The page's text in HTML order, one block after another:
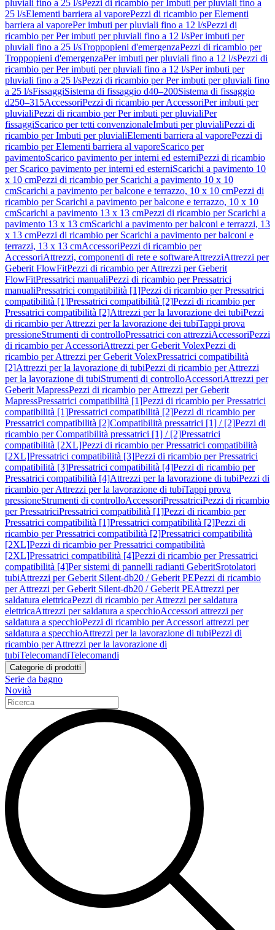
pluviali fino a 25 l/sPezzi di ricambio per Imbuti per pluviali fino a
25 l/sElementi barriera al vaporePezzi di ricambio per Elementi
barriera al vaporePer imbuti per pluviali fino a 12 l/sPezzi di
ricambio per Per imbuti per pluviali fino a 12 l/sPer imbuti per
pluviali fino a 25 l/sTroppopieni d'emergenzaPezzi di ricambio per
Troppopieni d'emergenzaPer imbuti per pluviali fino a 12 l/sPezzi di
ricambio per Per imbuti per pluviali fino a 12 l/sPer imbuti per
pluviali fino a 25 l/sPezzi di ricambio per Per imbuti per pluviali fino
a 25 l/sFissaggiSistema di fissaggio d40–200Sistema di fissaggio
d250–315AccessoriPezzi di ricambio per AccessoriPer imbuti per
pluvialiPezzi di ricambio per Per imbuti per pluvialiPer
fissaggiScarico per tetti convenzionaleImbuti per pluvialiPezzi di
ricambio per Imbuti per pluvialiElementi barriera al vaporePezzi di
ricambio per Elementi barriera al vaporeScarico per
pavimentoScarico pavimento per interni ed esterniPezzi di ricambio
per Scarico pavimento per interni ed esterniScarichi a pavimento 10
x 10 cmPezzi di ricambio per Scarichi a pavimento 10 x 10
cmScarichi a pavimento per balcone e terrazzo, 10 x 10 cmPezzi di
ricambio per Scarichi a pavimento per balcone e terrazzo, 10 x 10
cmScarichi a pavimento 13 x 13 cmPezzi di ricambio per Scarichi a
pavimento 13 x 13 cmScarichi a pavimento per balconi e terrazzi, 13
x 13 cmPezzi di ricambio per Scarichi a pavimento per balconi e
terrazzi, 13 x 13 cmAccessoriPezzi di ricambio per
AccessoriAttrezzi, componenti di rete e softwareAttrezziAttrezzi per
Geberit FlowFitPezzi di ricambio per Attrezzi per Geberit
FlowFitPressatrici manualiPezzi di ricambio per Pressatrici
manualiPressatrici compatibilità [1]Pezzi di ricambio per Pressatrici
compatibilità [1]Pressatrici compatibilità [2]Pezzi di ricambio per
Pressatrici compatibilità [2]Attrezzi per la lavorazione dei tubiPezzi
di ricambio per Attrezzi per la lavorazione dei tubiTappi prova
pressioneStrumenti di controlloPressatrici con attrezziAccessoriPezzi
di ricambio per AccessoriAttrezzi per Geberit VolexPezzi di
ricambio per Attrezzi per Geberit VolexPressatrici compatibilità
[2]Attrezzi per la lavorazione di tubiPezzi di ricambio per Attrezzi
per la lavorazione di tubiStrumenti di controlloAccessoriAttrezzi per
Geberit MapressPezzi di ricambio per Attrezzi per Geberit
MapressPressatrici compatibilità [1]Pezzi di ricambio per Pressatrici
compatibilità [1]Pressatrici compatibilità [2]Pezzi di ricambio per
Pressatrici compatibilità [2]Compatibilità pressatrici [1] / [2]Pezzi di
ricambio per Compatibilità pressatrici [1] / [2]Pressatrici
compatibilità [2XL]Pezzi di ricambio per Pressatrici compatibilità
[2XL]Pressatrici compatibilità [3]Pezzi di ricambio per Pressatrici
compatibilità [3]Pressatrici compatibilità [4]Pezzi di ricambio per
Pressatrici compatibilità [4]Attrezzi per la lavorazione di tubiPezzi di
ricambio per Attrezzi per la lavorazione di tubiTappi prova
pressioneStrumenti di controlloAccessoriPressatriciPezzi di ricambio
per PressatriciPressatrici compatibilità [1]Pezzi di ricambio per
Pressatrici compatibilità [1]Pressatrici compatibilità [2]Pezzi di
ricambio per Pressatrici compatibilità [2]Pressatrici compatibilità
[2XL]Pezzi di ricambio per Pressatrici compatibilità
[2XL]Pressatrici compatibilità [4]Pezzi di ricambio per Pressatrici
compatibilità [4]Per sistemi di pannelli radianti GeberitSrotolatori
tubiAttrezzi per Geberit Silent-db20 / Geberit PEPezzi di ricambio
per Attrezzi per Geberit Silent-db20 / Geberit PEAttrezzi per
saldatura elettricaPezzi di ricambio per Attrezzi per saldatura
elettricaAttrezzi per saldatura a specchioAccessori attrezzi per
saldatura a specchioPezzi di ricambio per Accessori attrezzi per
saldatura a specchioAttrezzi per la lavorazione di tubiPezzi di
ricambio per Attrezzi per la lavorazione di
tubiTelecomandiTelecomandi
Categorie di prodotti
Serie da bagno
Novità